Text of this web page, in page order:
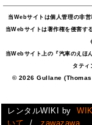
当Webサイトは個人管理の非営
当Webサイトは著作権を侵害す
当Webサイト上の『汽車のえほ
タティ
© 2026 Gullane
レンタルWIKI by
いて
/ zawazawa